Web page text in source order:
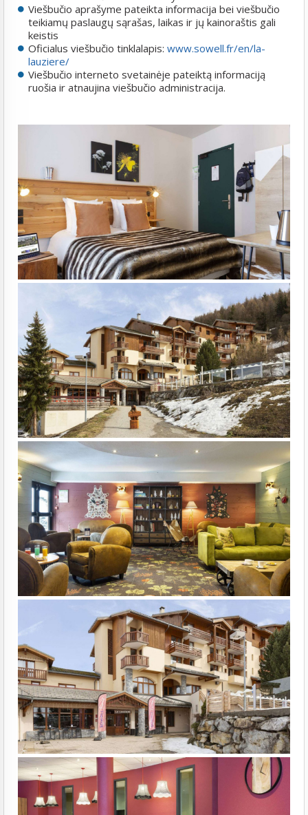
Viešbučio aprašyme pateikta informacija bei viešbučio
teikiamų paslaugų sąrašas, laikas ir jų kainoraštis gali
keistis
Oficialus viešbučio tinklalapis: www.sowell.fr/en/la-
lauziere/
Viešbučio interneto svetainėje pateiktą informaciją
ruošia ir atnaujina viešbučio administracija.